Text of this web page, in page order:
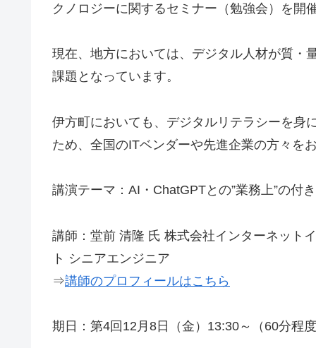
クノロジーに関するセミナー（勉強会）を開
現在、地方においては、デジタル人材が質・
課題となっています。
伊方町においても、デジタルリテラシーを身
ため、全国のITベンダーや先進企業の方々を
講演テーマ：AI・ChatGPTとの”業務上”の
講師：堂前 清隆 氏 株式会社インターネット
ト シニアエンジニア
⇒講師のプロフィールはこちら
期日：第4回12月8日（金）13:30～（60分程